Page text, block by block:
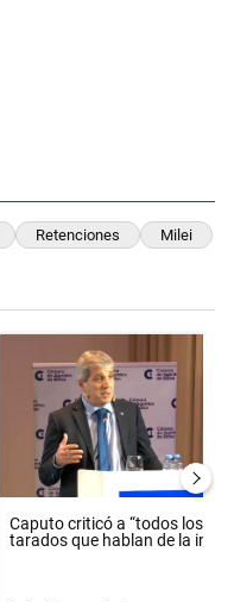
Retenciones Milei
"Las reservas del Banco
artículo de tendencia con el
Caputo criticó a “todos los
tarados que hablan de la in...